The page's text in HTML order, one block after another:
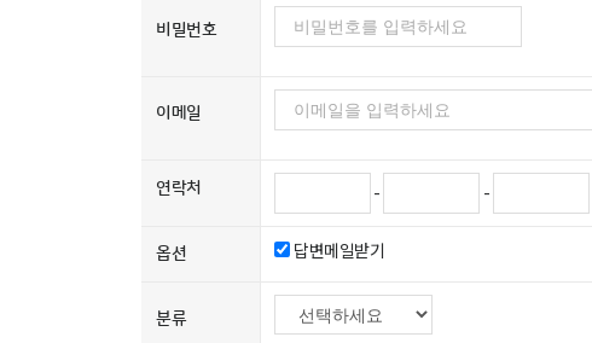
비밀번호
이메일
연락처 - -
옵션 답변메일받기
분류